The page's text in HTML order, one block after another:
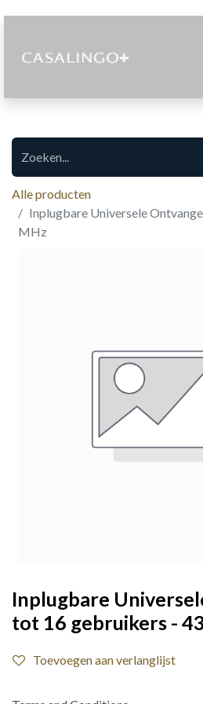
Alle producten
Inplugbare Universele
MHz
Inplugbare
tot 16 gebruikers -
Toevoegen aan verlanglijst